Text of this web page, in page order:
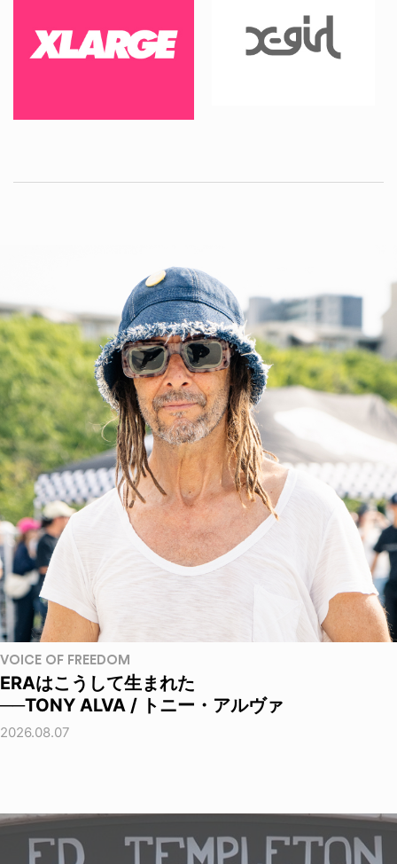
VOICE OF FREEDOM
ERAはこうして生まれた
──TONY ALVA / トニー・アルヴァ
2026.08.07